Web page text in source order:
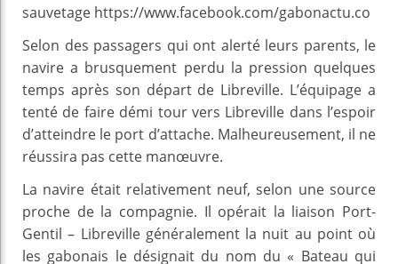
sauvetage https://www.facebook.com/gabonactu.co
Selon des passagers qui ont alerté leurs parents, le
navire a brusquement perdu la pression quelques
temps après son départ de Libreville. L’équipage a
tenté de faire démi tour vers Libreville dans l’espoir
d’atteindre le port d’attache. Malheureusement, il ne
réussira pas cette manœuvre.
La navire était relativement neuf, selon une source
proche de la compagnie. Il opérait la liaison Port-
Gentil – Libreville généralement la nuit au point où
les gabonais le désignait du nom du « Bateau qui